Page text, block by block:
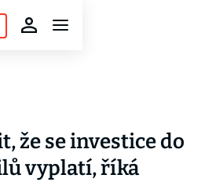
že se investice do
vyplatí, říká